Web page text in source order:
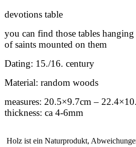
devotions table
you can find those tables
of saints mounted on them
Dating: 15./16. century
Material: random woods
measures: 20.5×9.7cm –
thickness: ca 4-6mm
Holz ist ein Naturprodukt,